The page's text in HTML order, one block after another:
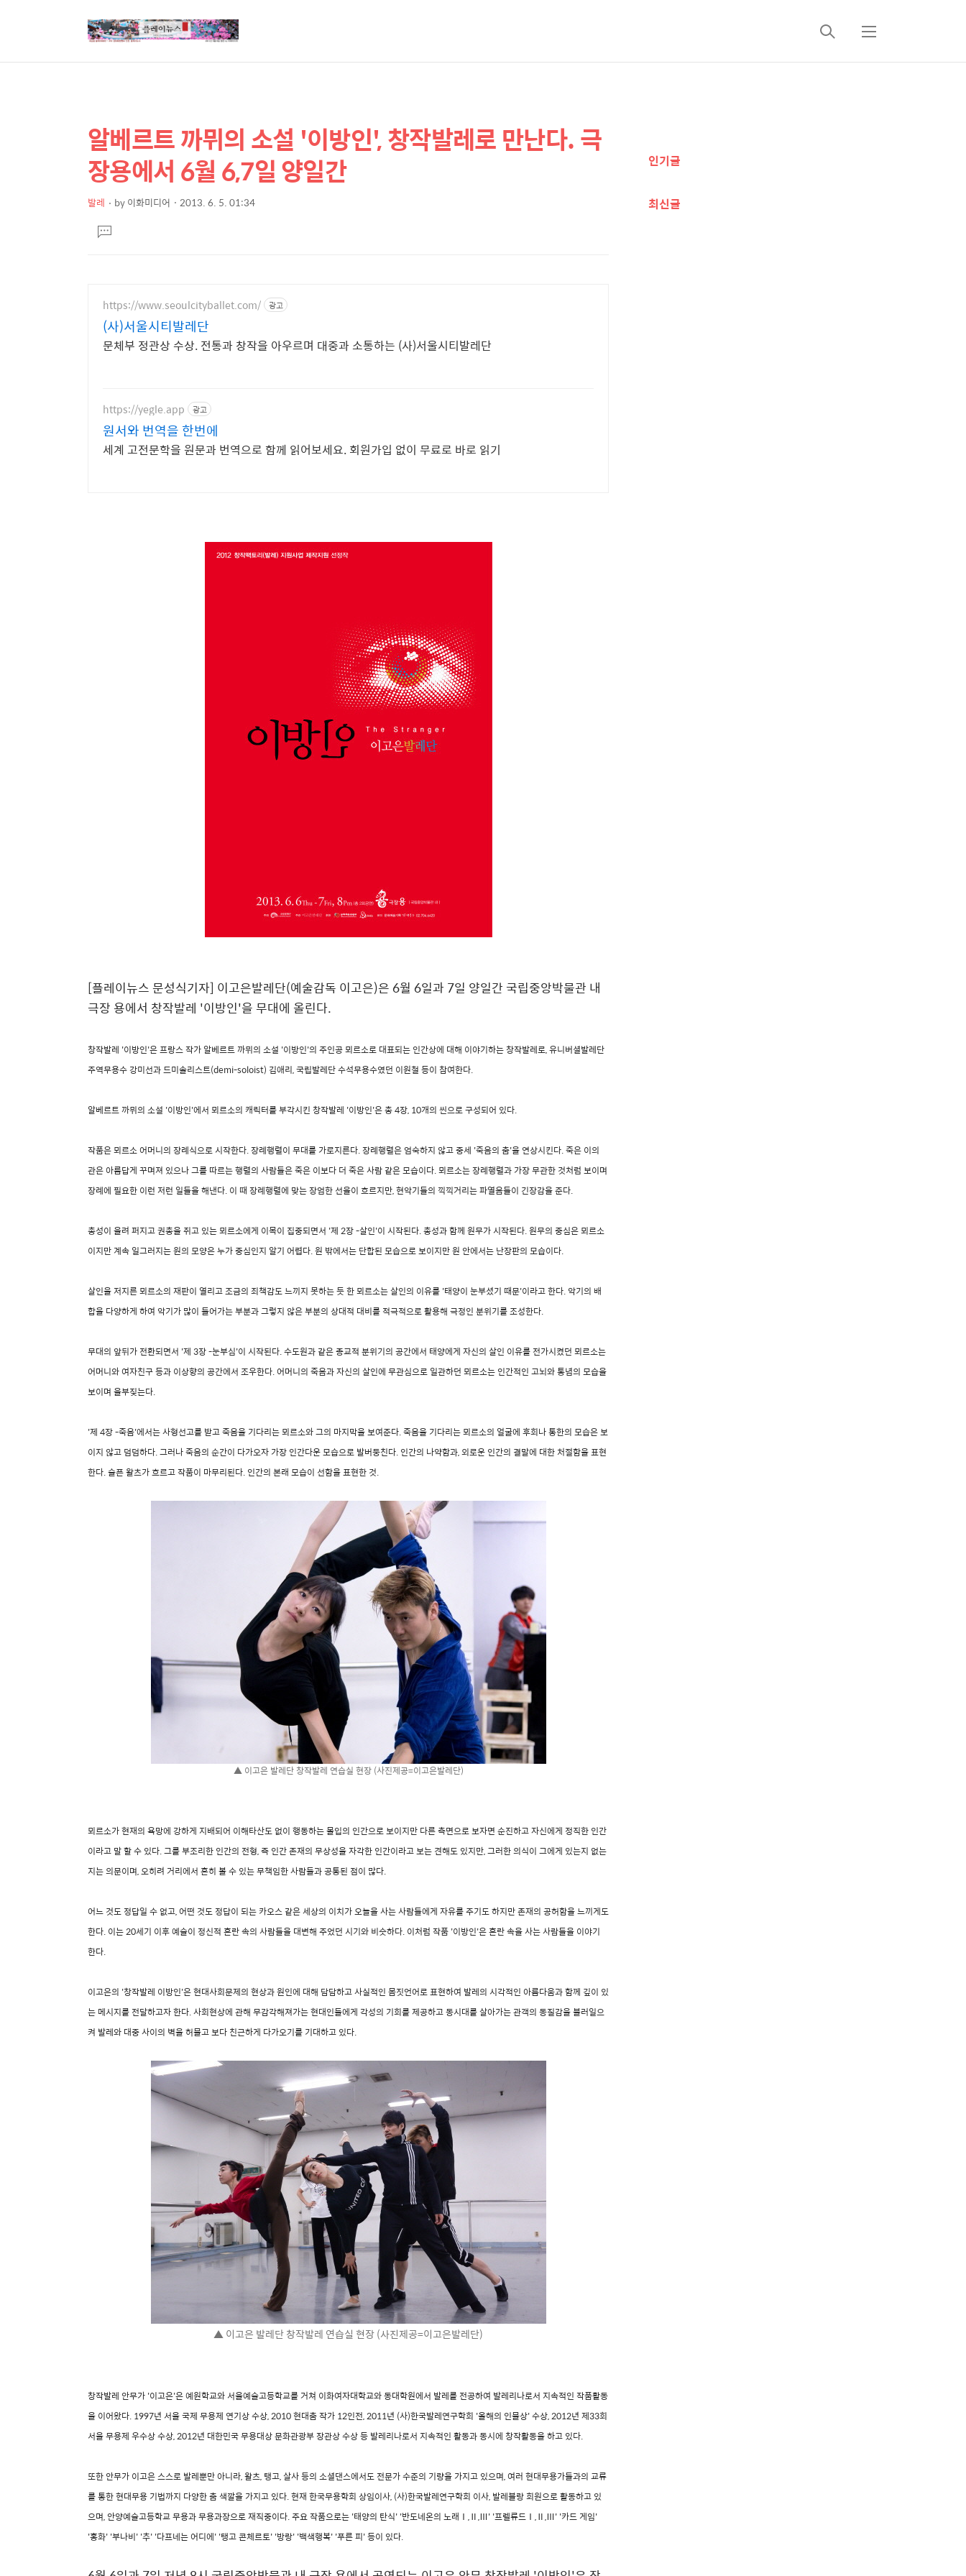
검
메
상
세
컨
텐
본
문
제
목
알베르트 까뮈의 소설 '이방인', 창작발레로 만난다. 극
장용에서 6월 6,7일 양일간
발레 by이화미디어 2013. 6. 5. 01:34
문댓
글
https://www.seoulcityballet.com/ 광고
(사)서울시티발레단
문체부 정관상 수상. 전통과 창작을 아우르며 대중과 소통하는 (사)서울시티발레단
https://yegle.app 광고
원서와 번역을 한번에
세계 고전문학을 원문과 번역으로 함께 읽어보세요. 회원가입 없이 무료로 바로 읽기
[플레이뉴스 문성식기자] 이고은발레단(예술감독 이고은)은 6월 6일과 7일 양일간 국립중앙박물관 내
극장 용에서 창작발레 '이방인'을 무대에 올린다.
창작발레 '이방인'은 프랑스 작가 알베르트 까뮈의 소설 '이방인'의 주인공 뫼르소로 대표되는 인간상에 대해 이야기하는 창작발레로, 유니버셜발레단
주역무용수 강미선과 드미솔리스트(demi-soloist) 김애리, 국립발레단 수석무용수였던 이원철 등이 참여한다.
알베르트 까뮈의 소설 '이방인'에서 뫼르소의 캐릭터를 부각시킨 창작발레 '이방인'은 총 4장, 10개의 씬으로 구성되어 있다.
작품은 뫼르소 어머니의 장례식으로 시작한다. 장례행렬이 무대를 가로지른다. 장례행렬은 엄숙하지 않고 중세 '죽음의 춤'을 연상시킨다. 죽은 이의
관은 아름답게 꾸며져 있으나 그를 따르는 행렬의 사람들은 죽은 이보다 더 죽은 사람 같은 모습이다. 뫼르소는 장례행렬과 가장 무관한 것처럼 보이며
장례에 필요한 이런 저런 일들을 해낸다. 이 때 장례행렬에 맞는 장엄한 선율이 흐르지만, 현악기들의 끽끽거리는 파열음들이 긴장감을 준다.
총성이 울려 퍼지고 권총을 쥐고 있는 뫼르소에게 이목이 집중되면서 '제 2장 -살인'이 시작된다. 총성과 함께 원무가 시작된다. 원무의 중심은 뫼르소
이지만 계속 일그러지는 원의 모양은 누가 중심인지 알기 어렵다. 원 밖에서는 단합된 모습으로 보이지만 원 안에서는 난장판의 모습이다.
살인을 저지른 뫼르소의 재판이 열리고 조금의 죄책감도 느끼지 못하는 듯 한 뫼르소는 살인의 이유를 '태양이 눈부셨기 때문'이라고 한다. 악기의 배
합을 다양하게 하여 악기가 많이 들어가는 부분과 그렇지 않은 부분의 상대적 대비를 적극적으로 활용해 극정인 분위기를 조성한다.
무대의 앞뒤가 전환되면서 '제 3장 -눈부심'이 시작된다. 수도원과 같은 종교적 분위기의 공간에서 태양에게 자신의 살인 이유를 전가시켰던 뫼르소는
어머니와 여자친구 등과 이상향의 공간에서 조우한다. 어머니의 죽음과 자신의 살인에 무관심으로 일관하던 뫼르소는 인간적인 고뇌와 통념의 모습을
보이며 울부짖는다.
'제 4장 -죽음'에서는 사형선고를 받고 죽음을 기다리는 뫼르소와 그의 마지막을 보여준다. 죽음을 기다리는 뫼르소의 얼굴에 후회나 통한의 모습은 보
이지 않고 덤덤하다. 그러나 죽음의 순간이 다가오자 가장 인간다운 모습으로 발버둥친다. 인간의 나약함과, 외로운 인간의 결말에 대한 처절함을 표현
한다. 슬픈 왈츠가 흐르고 작품이 마무리된다. 인간의 본래 모습이 선함을 표현한 것.
▲ 이고은 발레단 창작발레 연습실 현장 (사진제공=이고은발레단)
뫼르소가 현재의 욕망에 강하게 지배되어 이해타산도 없이 행동하는 몰입의 인간으로 보이지만 다른 측면으로 보자면 순진하고 자신에게 정직한 인간
이라고 말 할 수 있다. 그를 부조리한 인간의 전형, 즉 인간 존재의 무상성을 자각한 인간이라고 보는 견해도 있지만, 그러한 의식이 그에게 있는지 없는
지는 의문이며, 오히려 거리에서 흔히 볼 수 있는 무책임한 사람들과 공통된 점이 많다.
어느 것도 정답일 수 없고, 어떤 것도 정답이 되는 카오스 같은 세상의 이치가 오늘을 사는 사람들에게 자유를 주기도 하지만 존재의 공허함을 느끼게도
한다. 이는 20세기 이후 예술이 정신적 혼란 속의 사람들을 대변해 주었던 시기와 비슷하다. 이처럼 작품 '이방인'은 혼란 속을 사는 사람들을 이야기
한다.
이고은의 '창작발레 이방인'은 현대사회문제의 현상과 원인에 대해 담담하고 사실적인 몸짓언어로 표현하여 발레의 시각적인 아름다움과 함께 깊이 있
는 메시지를 전달하고자 한다. 사회현상에 관해 무감각해져가는 현대인들에게 각성의 기회를 제공하고 동시대를 살아가는 관객의 동질감을 불러일으
켜 발레와 대중 사이의 벽을 허물고 보다 친근하게 다가오기를 기대하고 있다.
▲ 이고은 발레단 창작발레 연습실 현장 (사진제공=이고은발레단)
창작발레 안무가 '이고은'은 예원학교와 서울예술고등학교를 거쳐 이화여자대학교와 동대학원에서 발레를 전공하여 발레리나로서 지속적인 작품활동
을 이어왔다. 1997년 서울 국제 무용제 연기상 수상, 2010 현대춤 작가 12인전, 2011년 (사)한국발레연구학회 '올해의 인물상' 수상, 2012년 제33회
서울 무용제 우수상 수상, 2012년 대한민국 무용대상 문화관광부 장관상 수상 등 발레리나로서 지속적인 활동과 동시에 창작활동을 하고 있다.
또한 안무가 이고은 스스로 발레뿐만 아니라, 왈츠, 탱고, 살사 등의 소셜댄스에서도 전문가 수준의 기량을 가지고 있으며, 여러 현대무용가들과의 교류
를 통한 현대무용 기법까지 다양한 춤 색깔을 가지고 있다. 현재 한국무용학회 상임이사, (사)한국발레연구학회 이사, 발레블랑 회원으로 활동하고 있
으며, 안양예술고등학교 무용과 무용과장으로 재직중이다. 주요 작품으로는 '태양의 탄식' '반도네온의 노래Ⅰ,Ⅱ,Ⅲ' '프렐류드Ⅰ,Ⅱ,Ⅲ' '카드 게임'
'홍화' '부나비' '추' '다프네는 어디에' '탱고 콘체르토' '방랑' '백색행복' '푸른 피' 등이 있다.
가
보
인기글
최신글